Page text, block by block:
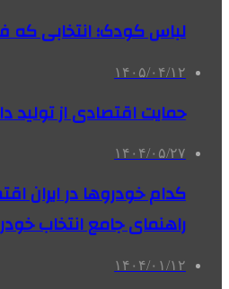
لباس کودک؛ انتخابی که
۱۴۰۵/۰۴/۱۲
حمایت اقتصادی از تولید
۱۴۰۴/۰۵/۲۷
کدام خودروها در ایران
راهنمای جامع انتخاب
۱۴۰۴/۰۱/۱۲